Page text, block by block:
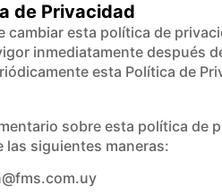
de Privacidad
cambiar esta política de
inmediatamente después
esta Política de
sobre esta política de
siguientes maneras: